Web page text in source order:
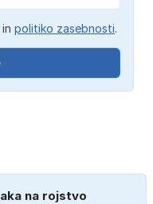
in politiko zasebnosti.
na rojstvo